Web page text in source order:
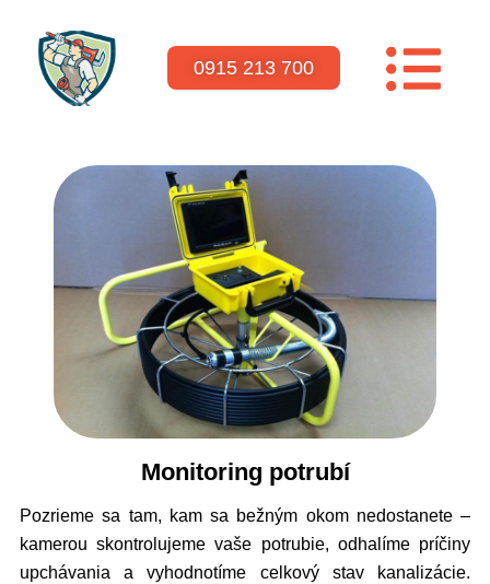
0915 213 700
Monitoring potrubí
Pozrieme sa tam, kam sa bežným okom nedostanete –
kamerou skontrolujeme vaše potrubie, odhalíme príčiny
upchávania a vyhodnotíme celkový stav kanalizácie.